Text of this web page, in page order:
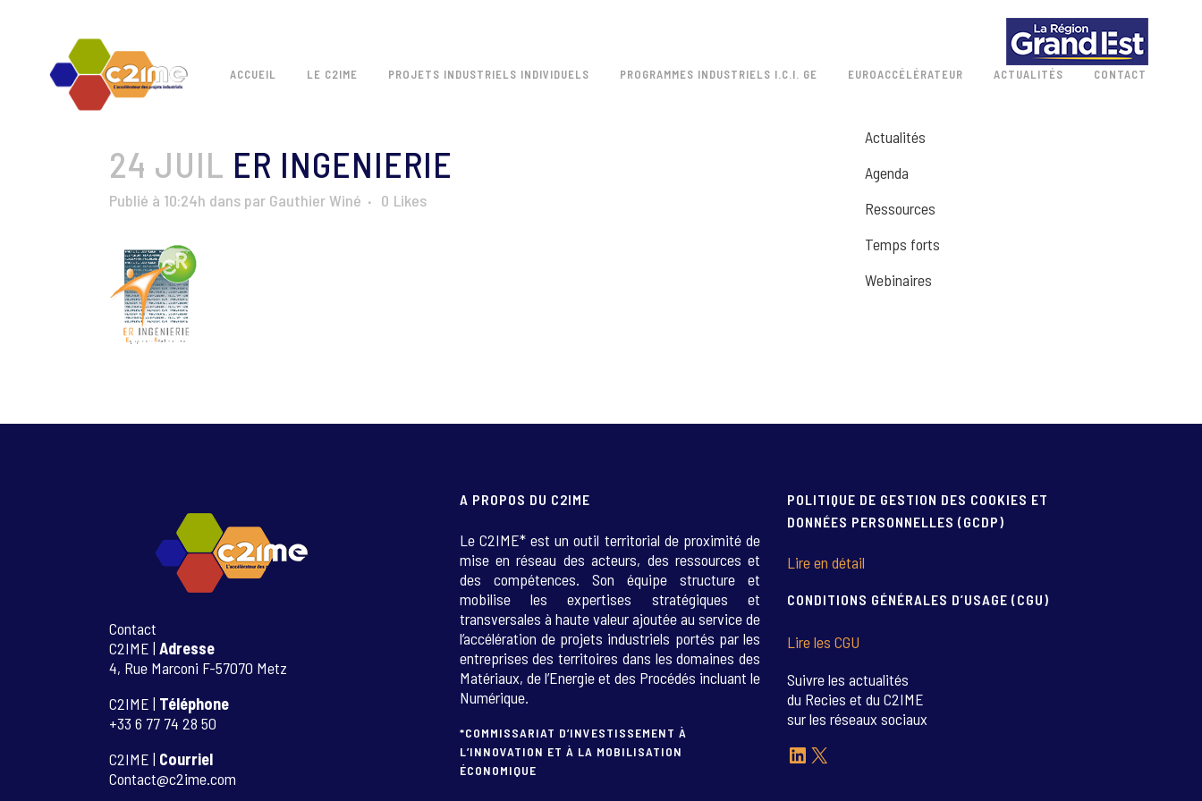
ACCUEIL LE C2IME PROJETS INDUSTRIELS INDIVIDUELS PROGRAMMES INDUSTRIELS I.C.I. GE EUROACCÉLÉRATEUR ACTUALITÉS CONTACT
24 JUIL ER INGENIERIE
Publié à 10:24h dans par Gauthier Winé 0 Likes
Actualités
Agenda
Ressources
Temps forts
Webinaires
Contact
C2IME | Adresse
4, Rue Marconi F-57070 Metz
C2IME | Téléphone
+33 6 77 74 28 50
C2IME | Courriel
Contact@c2ime.com
A PROPOS DU C2IME
Le C2IME* est un outil territorial de proximité de
mise en réseau des acteurs, des ressources et
des compétences. Son équipe structure et
mobilise les expertises stratégiques et
transversales à haute valeur ajoutée au service de
l’accélération de projets industriels portés par les
entreprises des territoires dans les domaines des
Matériaux, de l’Energie et des Procédés incluant le
Numérique.
*COMMISSARIAT D’INVESTISSEMENT À
L’INNOVATION ET À LA MOBILISATION
ÉCONOMIQUE
POLITIQUE DE GESTION DES COOKIES ET
DONNÉES PERSONNELLES (GCDP)
Lire en détail
CONDITIONS GÉNÉRALES D’USAGE (CGU)
Lire les CGU
Suivre les actualités
du Recies et du C2IME
sur les réseaux sociaux
LinkedIn
X